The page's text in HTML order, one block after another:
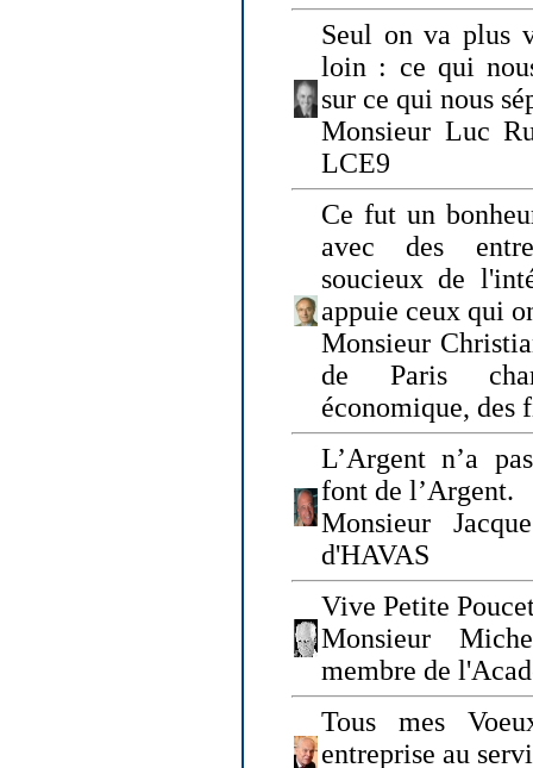
Seul on va plus
loin : ce qui
sur ce qui nous
Monsieur Luc
LCE9
Ce fut un
avec des
soucieux de
appuie ceux qui
Monsieur
de Paris
économique, des
L’Argent n’a
font de l’Argent.
Monsieur
d'HAVAS
Vive Petite
Monsieur
membre de
Tous mes
entreprise au